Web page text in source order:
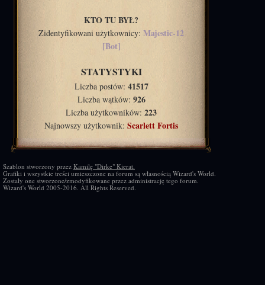
KTO TU BYŁ?
Zidentyfikowani użytkownicy: Majestic-12
[Bot]
STATYSTYKI
Liczba postów: 41517
Liczba wątków: 926
Liczba użytkowników: 223
Najnowszy użytkownik: Scarlett Fortis
Szablon stworzony przez Kamilę "Dirke" Kierat.
Grafiki i wszystkie treści umieszczone na forum są własnością Wizard's World.
Zostały one stworzone/zmodyfikowane przez administrację tego forum.
Wizard's World 2005-2016. All Rights Reserved.